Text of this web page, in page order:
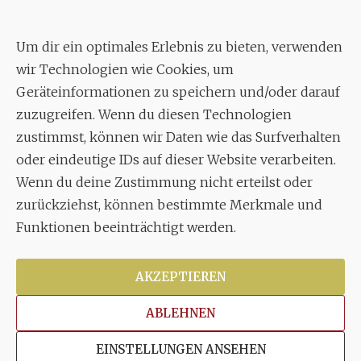
Um dir ein optimales Erlebnis zu bieten, verwenden
wir Technologien wie Cookies, um
Geräteinformationen zu speichern und/oder darauf
zuzugreifen. Wenn du diesen Technologien
zustimmst, können wir Daten wie das Surfverhalten
oder eindeutige IDs auf dieser Website verarbeiten.
Wenn du deine Zustimmung nicht erteilst oder
zurückziehst, können bestimmte Merkmale und
Funktionen beeinträchtigt werden.
AKZEPTIEREN
ABLEHNEN
EINSTELLUNGEN ANSEHEN
Aixheimer Str. 18
70619 Stuttgart
MUSIK
Musikalischer Leiter:
Enrico Trummer
Tel.+49 (0)177 / 34 23 57 1
Facebook
TwitterYouTube
Copyright © 2026Stuttgarter Oratorienchor e.V.Alle
Rechte vorbehalten.